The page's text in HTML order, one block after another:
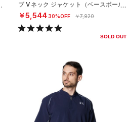
ブ Vネック ジャケット（ベースボール/
MEN）
￥5,54430%OFF ￥7,920
SOLD OUT